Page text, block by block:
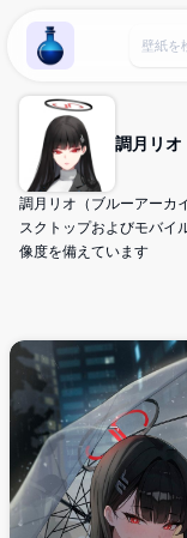
Wallpaper
調月リオ
調月リオ（ブルーアーカ
スクトップおよびモバイ
像度を備えています